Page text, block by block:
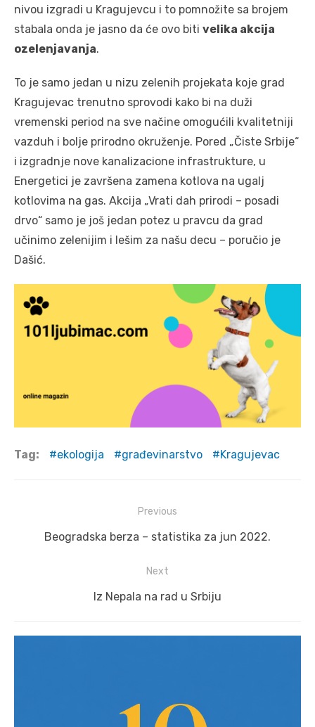
nivou izgradi u Kragujevcu i to pomnožite sa brojem
stabala onda je jasno da će ovo biti velika akcija
ozelenjavanja.
To je samo jedan u nizu zelenih projekata koje grad
Kragujevac trenutno sprovodi kako bi na duži
vremenski period na sve načine omogućili kvalitetniji
vazduh i bolje prirodno okruženje. Pored „Čiste Srbije“
i izgradnje nove kanalizacione infrastrukture, u
Energetici je završena zamena kotlova na ugalj
kotlovima na gas. Akcija „Vrati dah prirodi – posadi
drvo“ samo je još jedan potez u pravcu da grad
učinimo zelenijim i lešim za našu decu – poručio je
Dašić.
Tag: ekologija građevinarstvo Kragujevac
navigation
Previous
Previous
Beogradska berza – statistika za jun 2022.
Next
Next
Iz Nepala na rad u Srbiju